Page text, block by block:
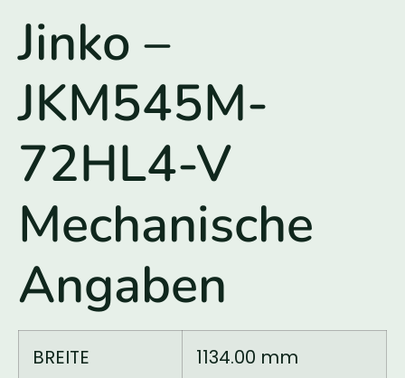
Jinko –
JKM545M-
72HL4-V
Mechanische
Angaben
BREITE 1134.00 mm